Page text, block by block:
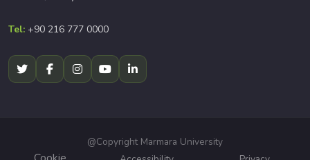
Tel: +90 216 777 0000
@Copyright Marmara University